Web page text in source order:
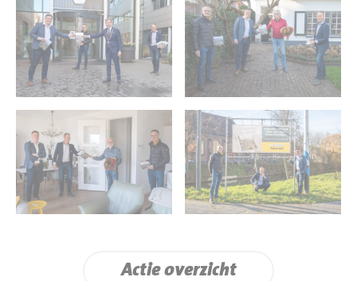
Actie overzicht